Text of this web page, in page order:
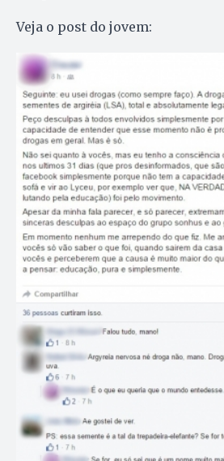
Veja o post do jovem: